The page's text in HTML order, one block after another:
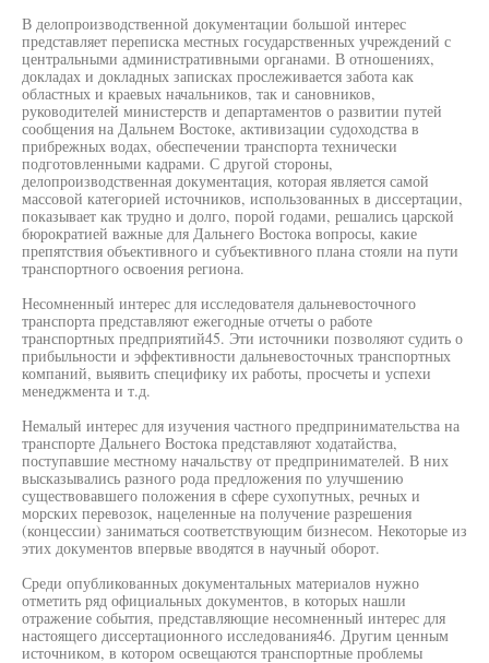
В делопроизводственной документации большой интерес
представляет переписка местных государственных учреждений с
центральными административными органами. В отношениях,
докладах и докладных записках прослеживается забота как
областных и краевых начальников, так и сановников,
руководителей министерств и департаментов о развитии путей
сообщения на Дальнем Востоке, активизации судоходства в
прибрежных водах, обеспечении транспорта технически
подготовленными кадрами. С другой стороны,
делопроизводственная документация, которая является самой
массовой категорией источников, использованных в диссертации,
показывает как трудно и долго, порой годами, решались царской
бюрократией важные для Дальнего Востока вопросы, какие
препятствия объективного и субъективного плана стояли на пути
транспортного освоения региона.
Несомненный интерес для исследователя дальневосточного
транспорта представляют ежегодные отчеты о работе
транспортных предприятий45. Эти источники позволяют судить о
прибыльности и эффективности дальневосточных транспортных
компаний, выявить специфику их работы, просчеты и успехи
менеджмента и т.д.
Немалый интерес для изучения частного предпринимательства на
транспорте Дальнего Востока представляют ходатайства,
поступавшие местному начальству от предпринимателей. В них
высказывались разного рода предложения по улучшению
существовавшего положения в сфере сухопутных, речных и
морских перевозок, нацеленные на получение разрешения
(концессии) заниматься соответствующим бизнесом. Некоторые из
этих документов впервые вводятся в научный оборот.
Среди опубликованных документальных материалов нужно
отметить ряд официальных документов, в которых нашли
отражение события, представляющие несомненный интерес для
настоящего диссертационного исследования46. Другим ценным
источником, в котором освещаются транспортные проблемы